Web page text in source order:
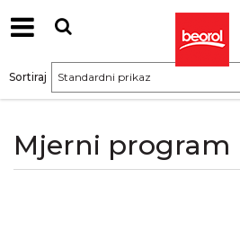
Mjerni program
Sortiraj